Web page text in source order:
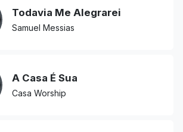
Todavia Me Alegrarei
Samuel Messias
A Casa É Sua
Casa Worship